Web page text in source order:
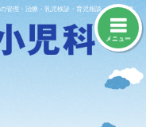
管理・治療・乳児検診・育児相談・予防接種
メニュー